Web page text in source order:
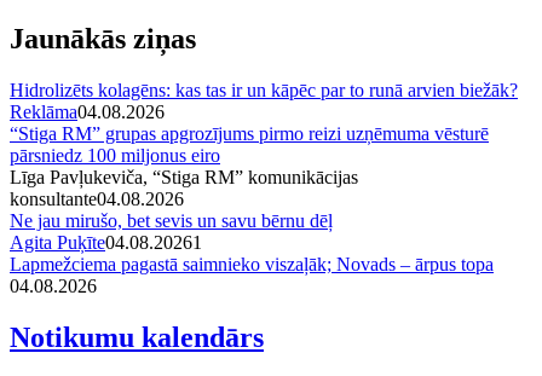
Jaunākās ziņas
Hidrolizēts kolagēns: kas tas ir un kāpēc par to runā arvien biežāk?
Reklāma04.08.2026
“Stiga RM” grupas apgrozījums pirmo reizi uzņēmuma vēsturē
pārsniedz 100 miljonus eiro
Līga Pavļukeviča, “Stiga RM” komunikācijas
konsultante04.08.2026
Ne jau mirušo, bet sevis un savu bērnu dēļ
Agita Puķīte04.08.20261
Lapmežciema pagastā saimnieko viszaļāk; Novads – ārpus topa
04.08.2026
Notikumu kalendārs